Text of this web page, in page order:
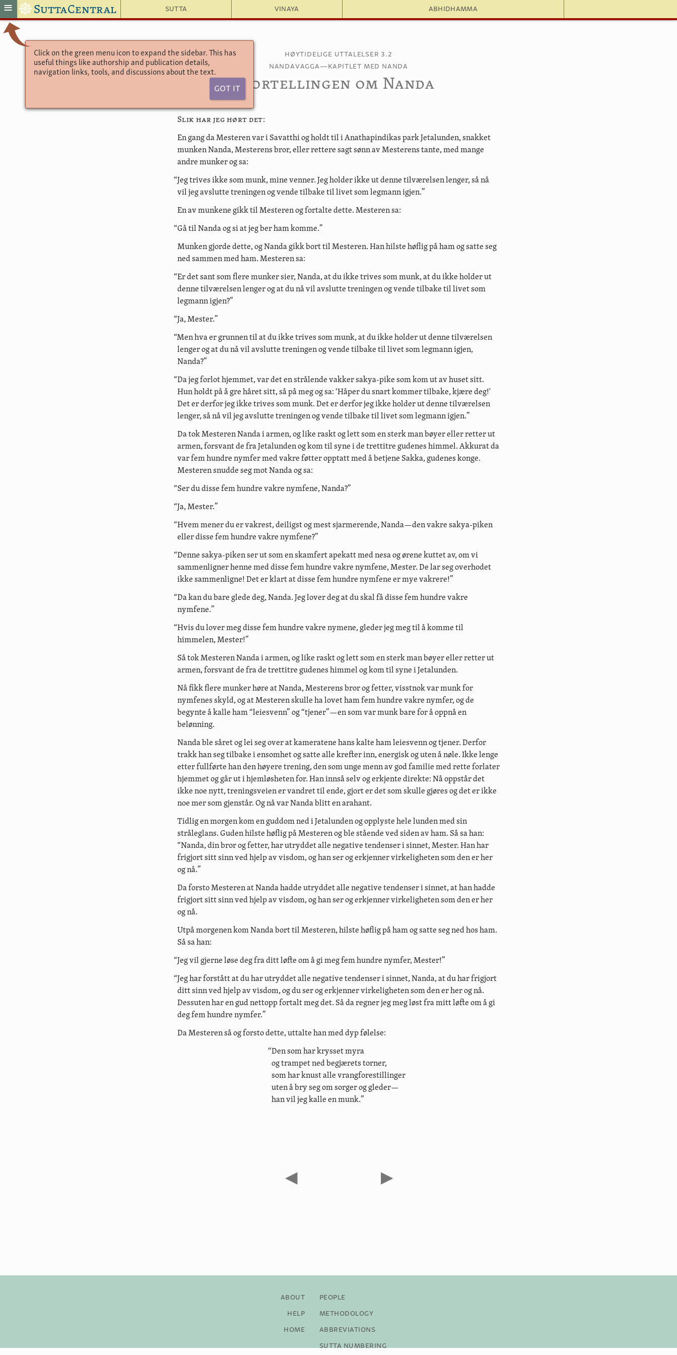
Sutta Vinaya Abhidhamma
≡ ☸ SuttaCentral
Click on the green menu icon to expand the sidebar. This has
useful things like authorship and publication details,
navigation links, tools, and discussions about the text.
Got It
Høytidelige uttalelser 3.2
Nandavagga—Kapitlet med Nanda
Fortellingen om Nanda
Slik har jeg hørt det:
En gang da Mesteren var i Savatthi og holdt til i Anathapindikas park Jetalunden, snakket
munken Nanda, Mesterens bror, eller rettere sagt sønn av Mesterens tante, med mange
andre munker og sa:
“Jeg trives ikke som munk, mine venner. Jeg holder ikke ut denne tilværelsen lenger, så nå
vil jeg avslutte treningen og vende tilbake til livet som legmann igjen.”
En av munkene gikk til Mesteren og fortalte dette. Mesteren sa:
“Gå til Nanda og si at jeg ber ham komme.”
Munken gjorde dette, og Nanda gikk bort til Mesteren. Han hilste høflig på ham og satte seg
ned sammen med ham. Mesteren sa:
“Er det sant som flere munker sier, Nanda, at du ikke trives som munk, at du ikke holder ut
denne tilværelsen lenger og at du nå vil avslutte treningen og vende tilbake til livet som
legmann igjen?”
“Ja, Mester.”
“Men hva er grunnen til at du ikke trives som munk, at du ikke holder ut denne tilværelsen
lenger og at du nå vil avslutte treningen og vende tilbake til livet som legmann igjen,
Nanda?”
“Da jeg forlot hjemmet, var det en strålende vakker sakya-pike som kom ut av huset sitt.
Hun holdt på å gre håret sitt, så på meg og sa: ‘Håper du snart kommer tilbake, kjære deg!'
Det er derfor jeg ikke trives som munk. Det er derfor jeg ikke holder ut denne tilværelsen
lenger, så nå vil jeg avslutte treningen og vende tilbake til livet som legmann igjen.”
Da tok Mesteren Nanda i armen, og like raskt og lett som en sterk man bøyer eller retter ut
armen, forsvant de fra Jetalunden og kom til syne i de trettitre gudenes himmel. Akkurat da
var fem hundre nymfer med vakre føtter opptatt med å betjene Sakka, gudenes konge.
Mesteren snudde seg mot Nanda og sa:
“Ser du disse fem hundre vakre nymfene, Nanda?”
“Ja, Mester.”
“Hvem mener du er vakrest, deiligst og mest sjarmerende, Nanda—den vakre sakya-piken
eller disse fem hundre vakre nymfene?”
“Denne sakya-piken ser ut som en skamfert apekatt med nesa og ørene kuttet av, om vi
sammenligner henne med disse fem hundre vakre nymfene, Mester. De lar seg overhodet
ikke sammenligne! Det er klart at disse fem hundre nymfene er mye vakrere!”
“Da kan du bare glede deg, Nanda. Jeg lover deg at du skal få disse fem hundre vakre
nymfene.”
“Hvis du lover meg disse fem hundre vakre nymene, gleder jeg meg til å komme til
himmelen, Mester!”
Så tok Mesteren Nanda i armen, og like raskt og lett som en sterk man bøyer eller retter ut
armen, forsvant de fra de trettitre gudenes himmel og kom til syne i Jetalunden.
Nå fikk flere munker høre at Nanda, Mesterens bror og fetter, visstnok var munk for
nymfenes skyld, og at Mesteren skulle ha lovet ham fem hundre vakre nymfer, og de
begynte å kalle ham “leiesvenn” og “tjener”—en som var munk bare for å oppnå en
belønning.
Nanda ble såret og lei seg over at kameratene hans kalte ham leiesvenn og tjener. Derfor
trakk han seg tilbake i ensomhet og satte alle krefter inn, energisk og uten å nøle. Ikke lenge
etter fullførte han den høyere trening, den som unge menn av god familie med rette forlater
hjemmet og går ut i hjemløsheten for. Han innså selv og erkjente direkte: Nå oppstår det
ikke noe nytt, treningsveien er vandret til ende, gjort er det som skulle gjøres og det er ikke
noe mer som gjenstår. Og nå var Nanda blitt en arahant.
Tidlig en morgen kom en guddom ned i Jetalunden og opplyste hele lunden med sin
stråleglans. Guden hilste høflig på Mesteren og ble stående ved siden av ham. Så sa han:
“Nanda, din bror og fetter, har utryddet alle negative tendenser i sinnet, Mester. Han har
frigjort sitt sinn ved hjelp av visdom, og han ser og erkjenner virkeligheten som den er her
og nå.”
Da forsto Mesteren at Nanda hadde utryddet alle negative tendenser i sinnet, at han hadde
frigjort sitt sinn ved hjelp av visdom, og han ser og erkjenner virkeligheten som den er her
og nå.
Utpå morgenen kom Nanda bort til Mesteren, hilste høflig på ham og satte seg ned hos ham.
Så sa han:
“Jeg vil gjerne løse deg fra ditt løfte om å gi meg fem hundre nymfer, Mester!”
“Jeg har forstått at du har utryddet alle negative tendenser i sinnet, Nanda, at du har frigjort
ditt sinn ved hjelp av visdom, og du ser og erkjenner virkeligheten som den er her og nå.
Dessuten har en gud nettopp fortalt meg det. Så da regner jeg meg løst fra mitt løfte om å gi
deg fem hundre nymfer.”
Da Mesteren så og forsto dette, uttalte han med dyp følelse:
“Den som har krysset myra
og trampet ned begjærets torner,
som har knust alle vrangforestillinger
uten å bry seg om sorger og gleder—
han vil jeg kalle en munk.”
◀ ▶
About
Help
Home
People
Methodology
Abbreviations
Sutta Numbering